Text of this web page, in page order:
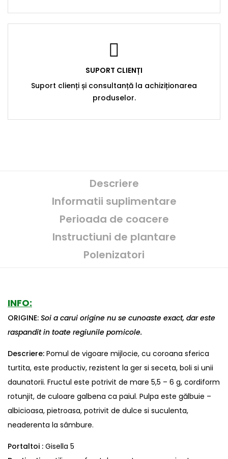
SUPORT CLIENȚI
Suport clienți și consultanță la achiziționarea
produselor.
Descriere
Informatii suplimentare
Perioada de coacere
Instructiuni de plantare
Polenizatori
INFO:
ORIGINE: Soi a carui origine nu se cunoaste exact, dar este
raspandit in toate regiunile pomicole.
Descriere: Pomul de vigoare mijlocie, cu coroana sferica
turtita, este productiv, rezistent la ger si seceta, boli si unii
daunatorii. Fructul este potrivit de mare 5,5 – 6 g, cordiform
rotunjit, de culoare galbena ca paiul. Pulpa este gălbuie –
albicioasa, pietroasa, potrivit de dulce si suculenta,
neaderenta la sâmbure.
Portaltoi : Gisella 5